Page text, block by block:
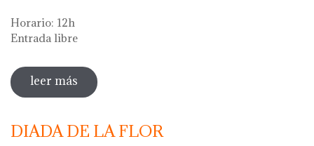
Horario: 12h
Entrada libre
leer más sobre visita guiada a la exposición 'lo
que queda de mí'
DIADA DE LA FLOR